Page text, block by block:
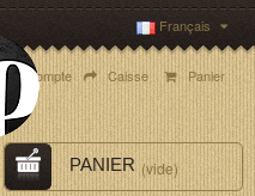
Français
Mon compte Caisse
Panier
PANIER (vide)